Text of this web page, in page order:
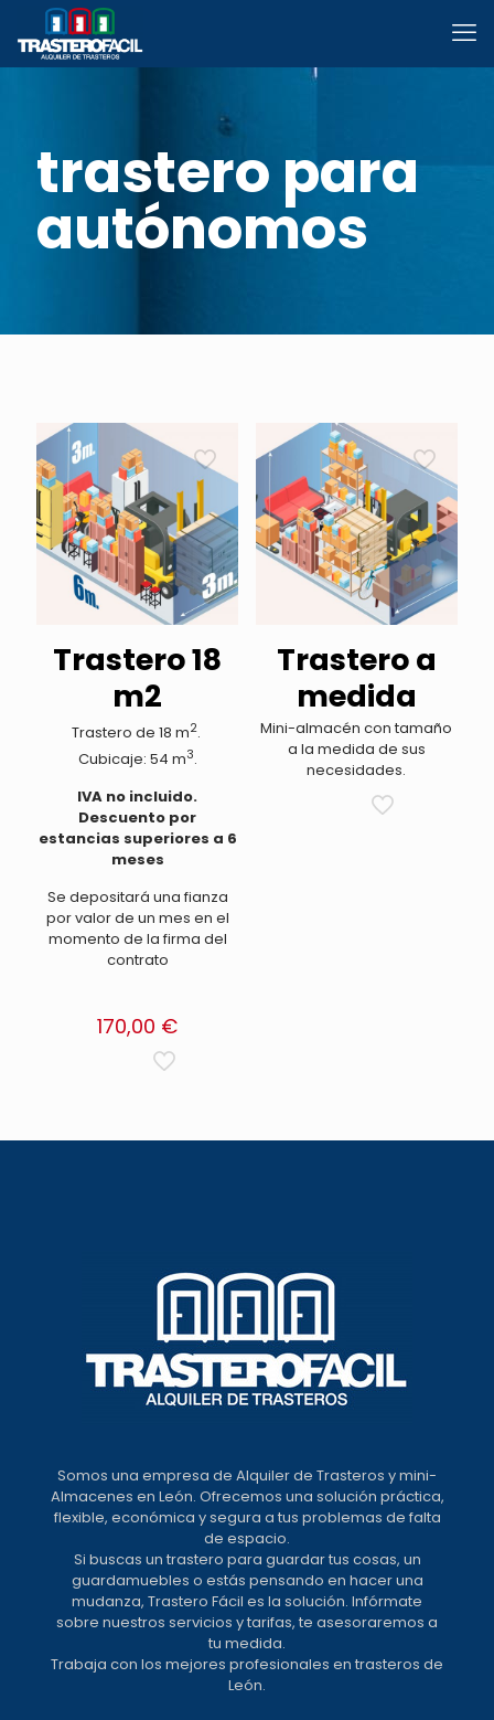
trastero para
autónomos
Trastero 18
m2
Trastero de 18 m2.
Cubicaje: 54 m3.
IVA no incluido.
Descuento por
estancias superiores a 6
meses
Se depositará una fianza
por valor de un mes en el
momento de la firma del
contrato
170,00 €
Trastero a
medida
Mini-almacén con tamaño
a la medida de sus
necesidades.
Somos una empresa de Alquiler de Trasteros y mini-
Almacenes en León. Ofrecemos una solución práctica,
flexible, económica y segura a tus problemas de falta
de espacio.
Si buscas un trastero para guardar tus cosas, un
guardamuebles o estás pensando en hacer una
mudanza, Trastero Fácil es la solución. Infórmate
sobre nuestros servicios y tarifas, te asesoraremos a
tu medida.
Trabaja con los mejores profesionales en trasteros de
León.